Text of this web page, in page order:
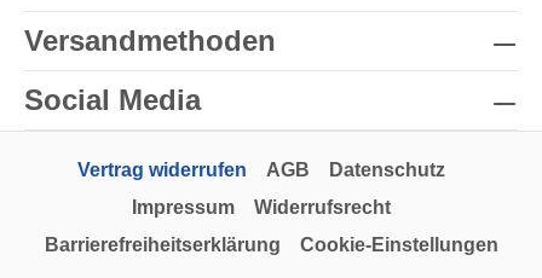
Versandmethoden
Social Media
Vertrag widerrufen AGB
Datenschutz
Impressum
Widerrufsrecht
Barrierefreiheitserklärung
Cookie-Einstellungen